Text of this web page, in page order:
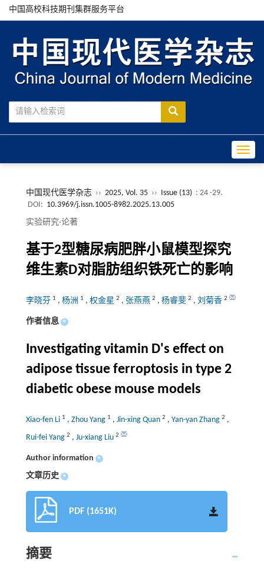
中国高校科技期刊集群服务平台
中国现代医学杂志 ›› 2025, Vol. 35 ›› Issue (13) : 24 -29.
DOI: 10.3969/j.issn.1005-8982.2025.13.005
实验研究·论著
基于2型糖尿病肥胖小鼠模型探究
维生素D对脂肪组织铁死亡的影响
李晓芬 1 , 杨洲 1 , 权金星 2 , 张燕燕 2 , 杨睿斐 2 , 刘菊香 2
作者信息 +
Investigating vitamin D's effect on
adipose tissue ferroptosis in type 2
diabetic obese mouse models
Xiao-fen Li 1 , Zhou Yang 1 , Jin-xing Quan 2 , Yan-yan Zhang 2 ,
Rui-fei Yang 2 , Ju-xiang Liu 2
Author information +
文章历史 +
PDF (1651K)
摘要